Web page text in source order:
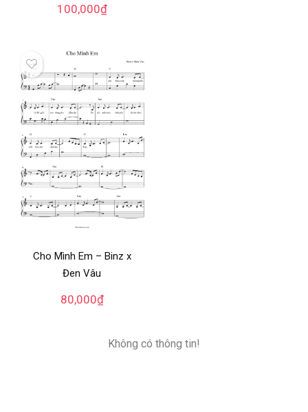
100,000₫
Cho Mình Em – Binz x
Đen Vâu
80,000₫
Không có thông tin!